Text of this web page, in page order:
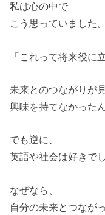
私は心の中で
こう思っていました。
「これって将来役に
未来とのつながりが
興味を持てなかった
でも逆に、
英語や社会は好きでし
なぜなら、
自分の未来とつなが